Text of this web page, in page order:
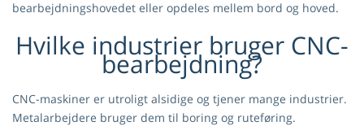
bearbejdningshovedet eller opdeles mellem bord og hoved.
Hvilke industrier bruger CNC-
bearbejdning?
CNC-maskiner er utroligt alsidige og tjener mange industrier.
Metalarbejdere bruger dem til boring og ruteføring.